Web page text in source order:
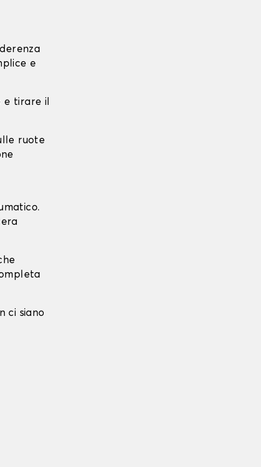
e
e tirare il
ruote
ci siano